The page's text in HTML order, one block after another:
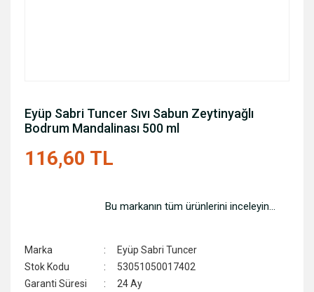
Eyüp Sabri Tuncer Sıvı Sabun Zeytinyağlı
Bodrum Mandalinası 500 ml
116,60 TL
Bu markanın tüm ürünlerini inceleyin...
Marka
Eyüp Sabri Tuncer
Stok Kodu
53051050017402
Garanti Süresi
24 Ay